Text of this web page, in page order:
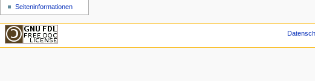
Seiteninformationen